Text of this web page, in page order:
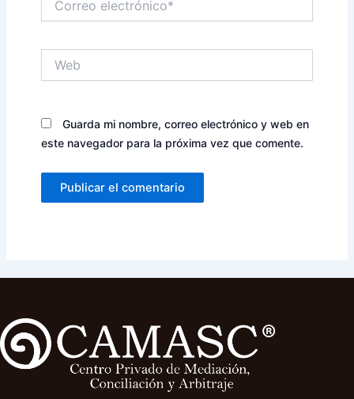
electrónico*
Guarda mi nombre, correo electrónico y web en
este navegador para la próxima vez que comente.